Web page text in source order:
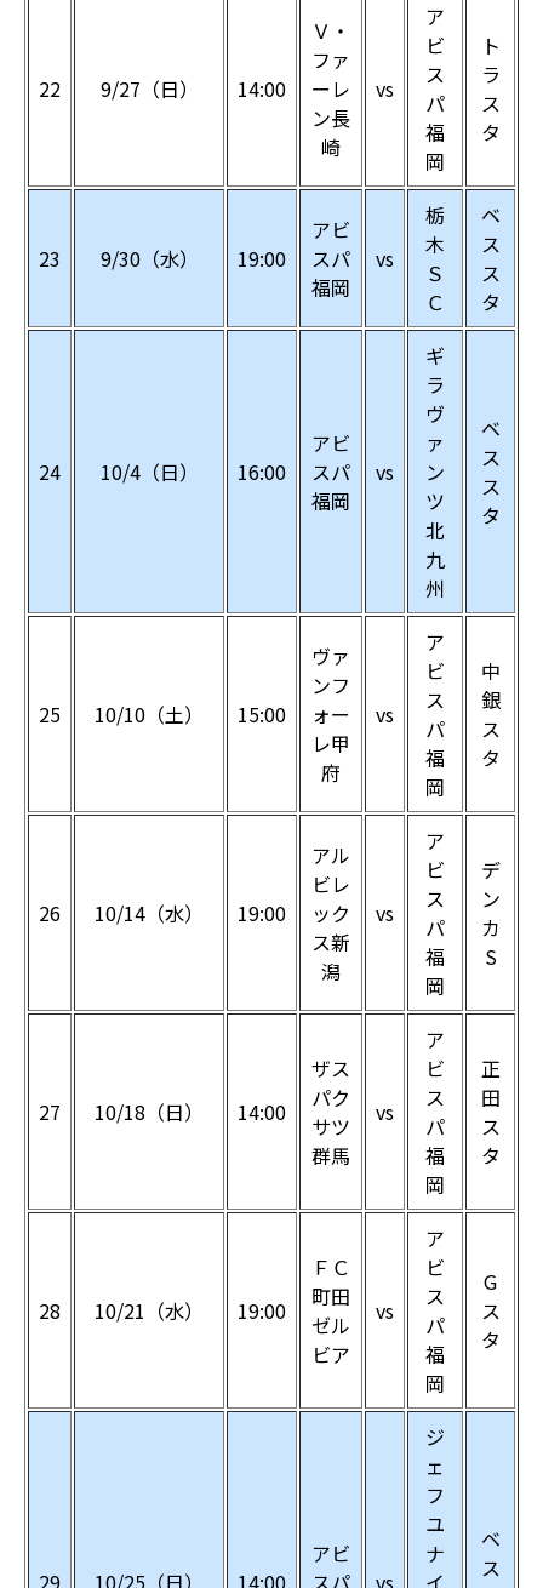
22 9/27（日） 14:00
Ｖ・
ファ
ーレ
ン長
崎
vs
ア
ビ
ス
パ
福
岡
ト
ラ
ス
タ
23 9/30（水） 19:00
アビ
スパ
福岡
vs
栃
木
Ｓ
Ｃ
ベ
ス
ス
タ
24 10/4（日） 16:00
アビ
スパ
福岡
vs
ギ
ラ
ヴ
ァ
ン
ツ
北
九
州
ベ
ス
ス
タ
25 10/10（土） 15:00
ヴァ
ンフ
ォー
レ甲
府
vs
ア
ビ
ス
パ
福
岡
中
銀
ス
タ
26 10/14（水） 19:00
アル
ビレ
ック
ス新
潟
vs
ア
ビ
ス
パ
福
岡
デ
ン
カ
S
27 10/18（日） 14:00
ザス
パク
サツ
群馬
vs
ア
ビ
ス
パ
福
岡
正
田
ス
タ
28 10/21（水） 19:00
ＦＣ
町田
ゼル
ビア
vs
ア
ビ
ス
パ
福
岡
G
ス
タ
29 10/25（日） 14:00
アビ
スパ
vs
ジ
ェ
フ
ユ
ナ
イ
ベ
ス